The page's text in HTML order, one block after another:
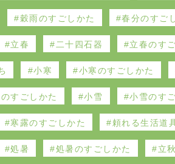
穀雨のすごしかた 春分のすご
立春 二十四石器 立春のす
小寒 小寒のすごしかた
すごしかた 小雪 小雪のす
寒露のすごしかた 頼れる生活道
処暑 処暑のすごしかた 立